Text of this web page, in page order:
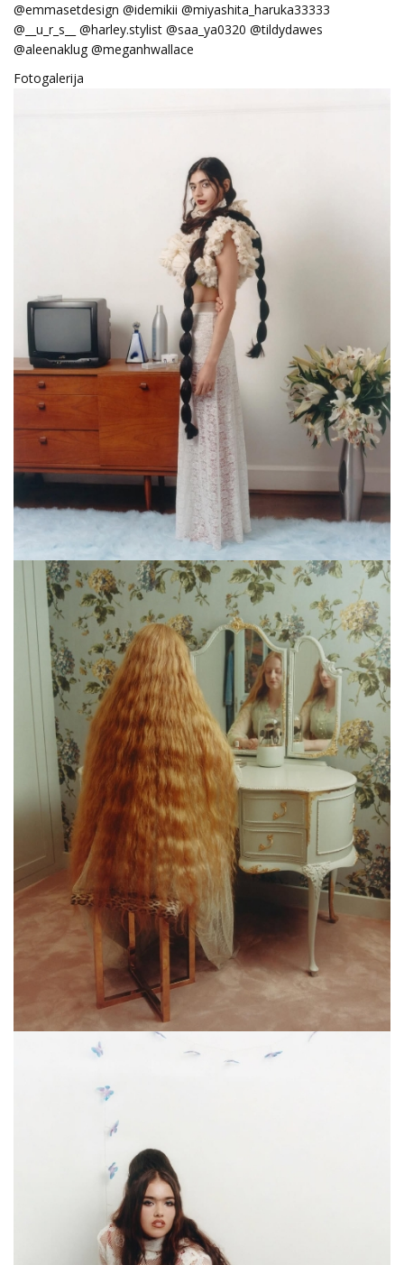
@emmasetdesign @idemikii @miyashita_haruka33333
@__u_r_s__ @harley.stylist @saa_ya0320 @tildydawes
@aleenaklug @meganhwallace
Fotogalerija